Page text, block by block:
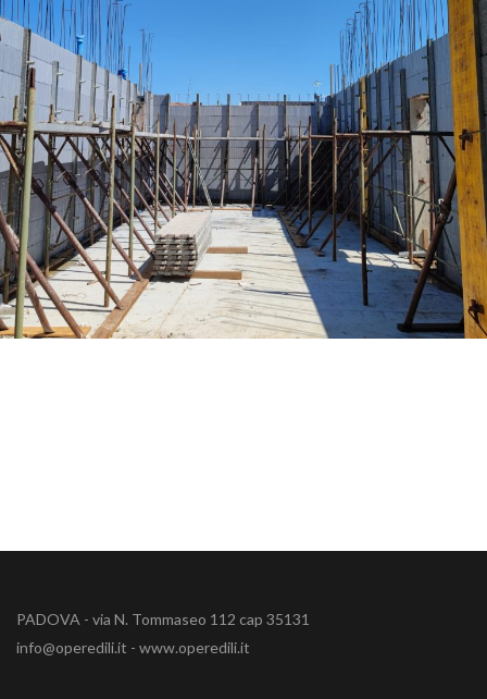
Casa unifamiliare 01 Padova
PADOVA - via N. Tommaseo 112 cap 35131
info@operedili.it - www.operedili.it